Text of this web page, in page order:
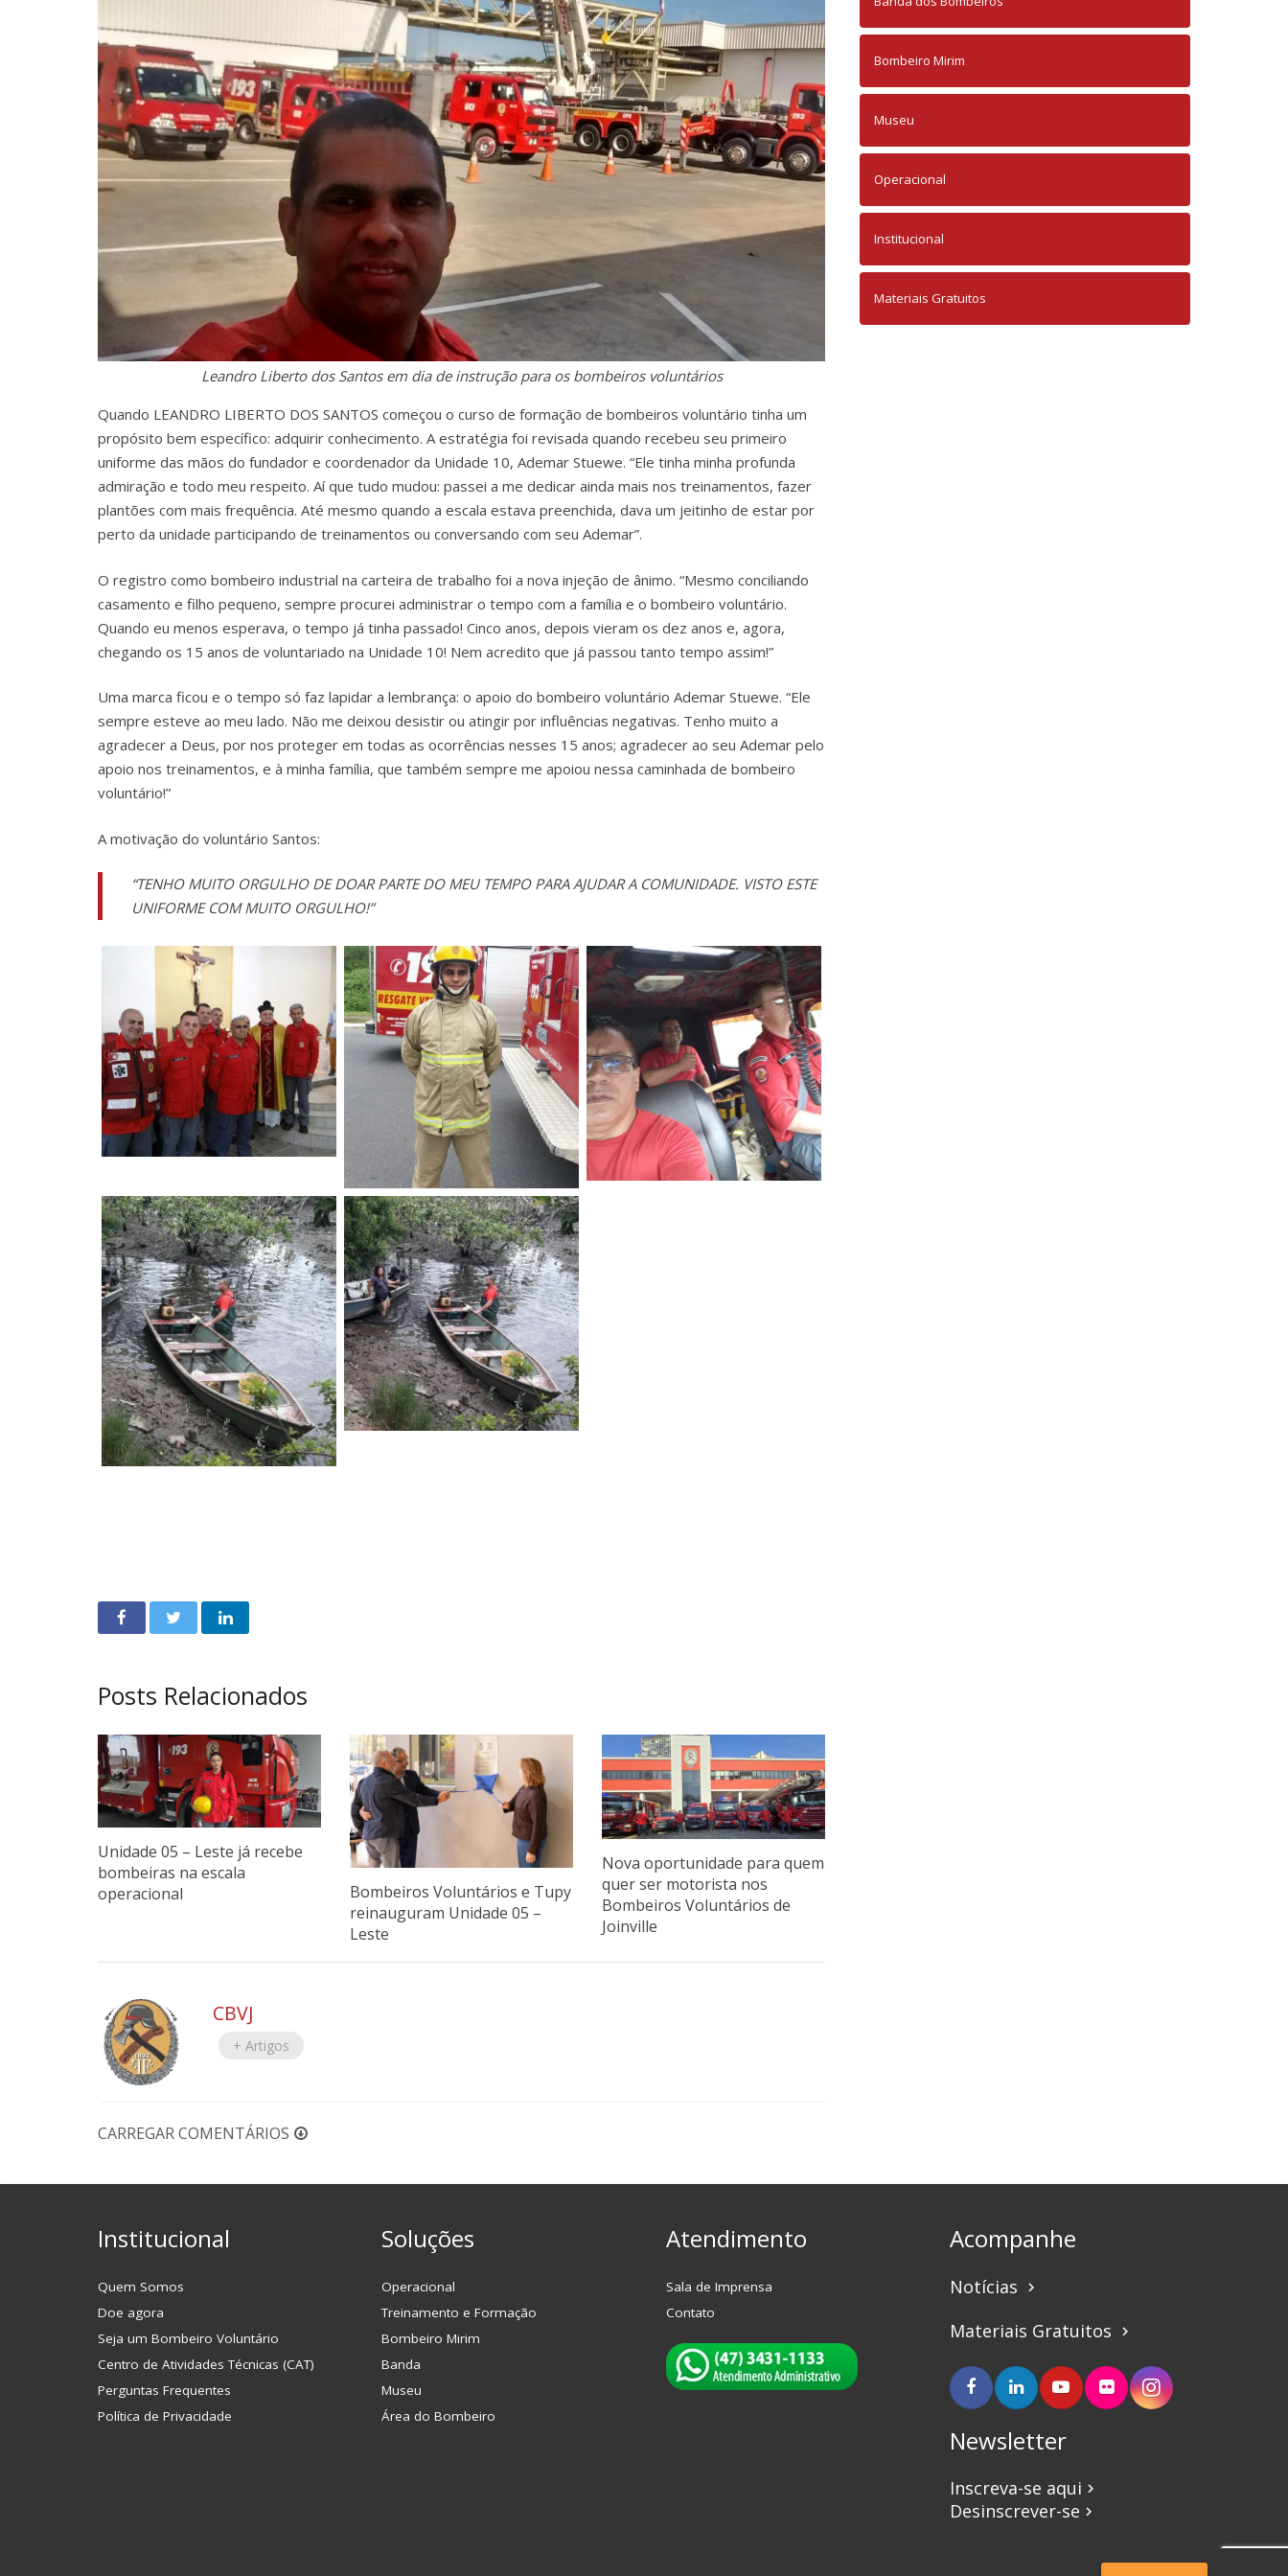
Leandro Liberto dos Santos em dia de instrução para os bombeiros voluntários
Quando LEANDRO LIBERTO DOS SANTOS começou o curso de formação de bombeiros voluntário tinha um
propósito bem específico: adquirir conhecimento. A estratégia foi revisada quando recebeu seu primeiro
uniforme das mãos do fundador e coordenador da Unidade 10, Ademar Stuewe. “Ele tinha minha profunda
admiração e todo meu respeito. Aí que tudo mudou: passei a me dedicar ainda mais nos treinamentos, fazer
plantões com mais frequência. Até mesmo quando a escala estava preenchida, dava um jeitinho de estar por
perto da unidade participando de treinamentos ou conversando com seu Ademar”.
O registro como bombeiro industrial na carteira de trabalho foi a nova injeção de ânimo. “Mesmo conciliando
casamento e filho pequeno, sempre procurei administrar o tempo com a família e o bombeiro voluntário.
Quando eu menos esperava, o tempo já tinha passado! Cinco anos, depois vieram os dez anos e, agora,
chegando os 15 anos de voluntariado na Unidade 10! Nem acredito que já passou tanto tempo assim!”
Uma marca ficou e o tempo só faz lapidar a lembrança: o apoio do bombeiro voluntário Ademar Stuewe. “Ele
sempre esteve ao meu lado. Não me deixou desistir ou atingir por influências negativas. Tenho muito a
agradecer a Deus, por nos proteger em todas as ocorrências nesses 15 anos; agradecer ao seu Ademar pelo
apoio nos treinamentos, e à minha família, que também sempre me apoiou nessa caminhada de bombeiro
voluntário!”
A motivação do voluntário Santos:
“TENHO MUITO ORGULHO DE DOAR PARTE DO MEU TEMPO PARA AJUDAR A COMUNIDADE. VISTO ESTE
UNIFORME COM MUITO ORGULHO!”
Posts Relacionados
Unidade 05 – Leste já recebe
bombeiras na escala
operacional
Bombeiros Voluntários e Tupy
reinauguram Unidade 05 –
Leste
Nova oportunidade para quem
quer ser motorista nos
Bombeiros Voluntários de
Joinville
CBVJ
+ Artigos
CARREGAR COMENTÁRIOS
Bombeiro Mirim
Museu
Operacional
Institucional
Materiais Gratuitos
Institucional
Quem Somos
Doe agora
Seja um Bombeiro Voluntário
Centro de Atividades Técnicas (CAT)
Perguntas Frequentes
Política de Privacidade
Soluções
Operacional
Treinamento e Formação
Bombeiro Mirim
Banda
Museu
Área do Bombeiro
Atendimento
Sala de Imprensa
Contato
Acompanhe
Notícias keyboard_arrow_right
Materiais Gratuitos keyboard_arrow_right
Newsletter
Inscreva-se aqui keyboard_arrow_right
Desinscrever-se keyboard_arrow_right